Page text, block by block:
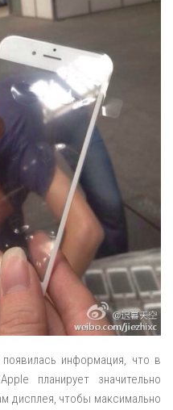
информация, что в
планирует значительно
дисплея, чтобы максимально